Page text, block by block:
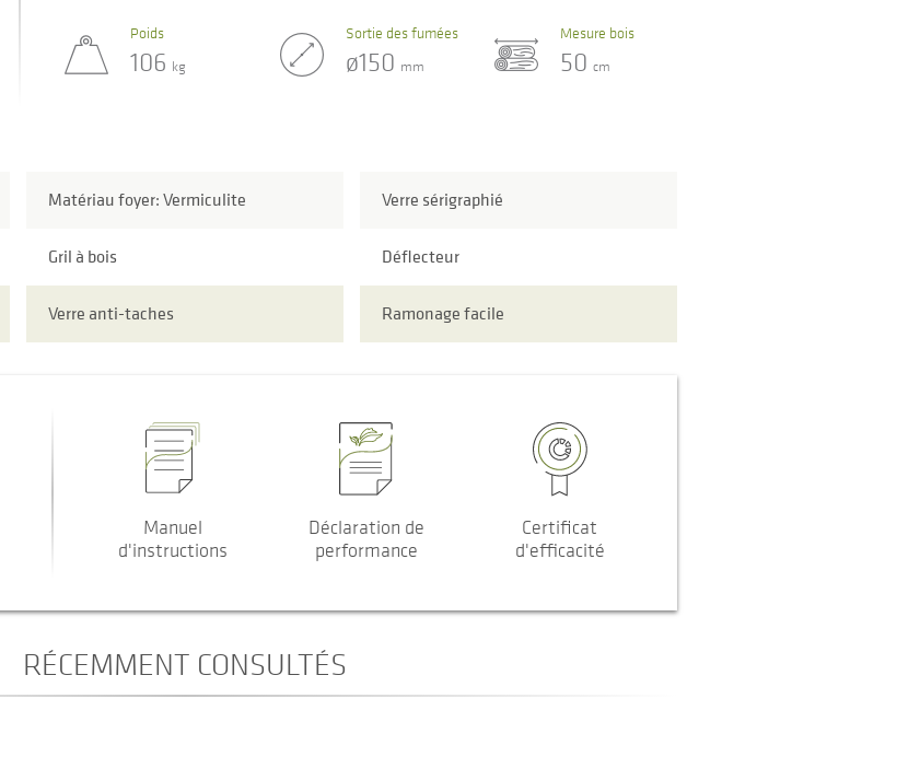
Poids
106 kg
Sortie des fumées
ø150 mm
Mesure bois
50cm
Matériau foyer: Vermiculite Verre sérigraphié
Gril à bois Déflecteur
Verre anti-taches Ramonage facile
Manuel
d'instructions
Déclaration de
performance
Certificat
d'efficacité
RÉCEMMENT CONSULTÉS